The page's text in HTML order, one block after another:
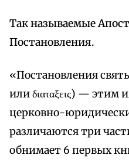
Так называемые
Постановления.
«Постановления
или διαταξεις) — этим
церковно-
различаются три
обнимает 6 первых